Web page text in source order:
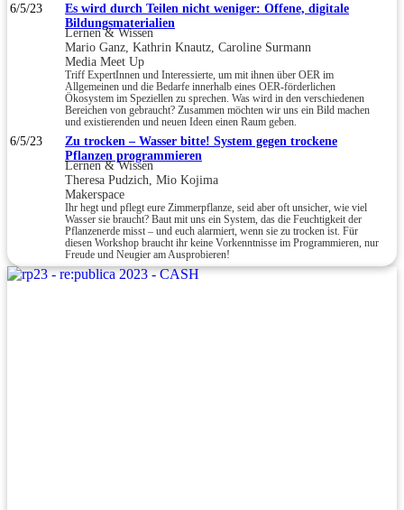
6/5/23
Es wird durch Teilen nicht weniger: Offene, digitale
Bildungsmaterialien
Lernen & Wissen
Mario Ganz, Kathrin Knautz, Caroline Surmann
Media Meet Up
Triff ExpertInnen und Interessierte, um mit ihnen über OER im
Allgemeinen und die Bedarfe innerhalb eines OER-förderlichen
Ökosystem im Speziellen zu sprechen. Was wird in den verschiedenen
Bereichen von gebraucht? Zusammen möchten wir uns ein Bild machen
und existierenden und neuen Ideen einen Raum geben.
6/5/23
Zu trocken – Wasser bitte! System gegen trockene
Pflanzen programmieren
Lernen & Wissen
Theresa Pudzich, Mio Kojima
Makerspace
Ihr hegt und pflegt eure Zimmerpflanze, seid aber oft unsicher, wie viel
Wasser sie braucht? Baut mit uns ein System, das die Feuchtigkeit der
Pflanzenerde misst – und euch alarmiert, wenn sie zu trocken ist. Für
diesen Workshop braucht ihr keine Vorkenntnisse im Programmieren, nur
Freude und Neugier am Ausprobieren!